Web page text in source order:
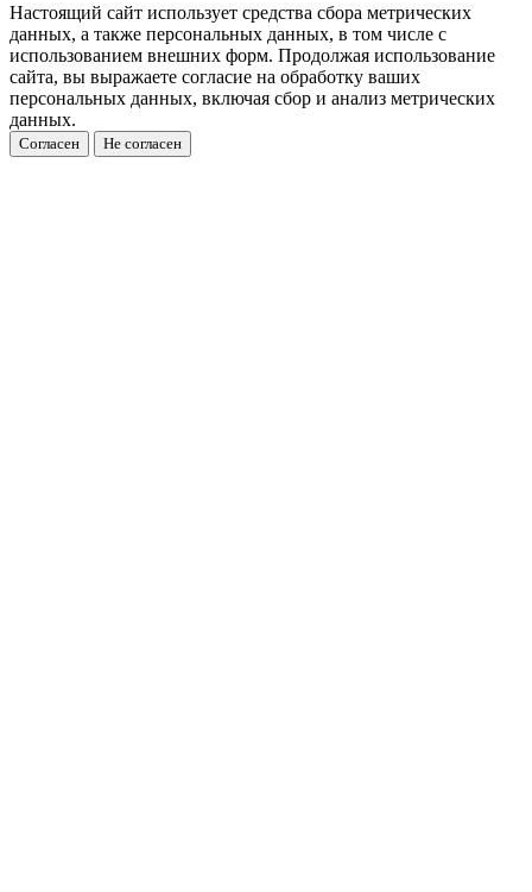
Настоящий сайт использует средства сбора метрических
данных, а также персональных данных, в том числе с
использованием внешних форм. Продолжая использование
сайта, вы выражаете согласие на обработку ваших
персональных данных, включая сбор и анализ метрических
данных.
Согласен Не согласен